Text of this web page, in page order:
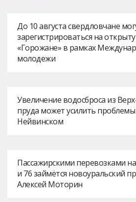
До 10 августа свердловчане
зарегистрироваться на
«Горожане» в рамках
молодежи
Увеличение водосброса из
пруда может усилить
Нейвинском
Пассажирскими перевозками
и 76 займётся новоуральский
Алексей Моторин